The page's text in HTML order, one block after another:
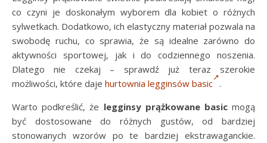
co czyni je doskonałym wyborem dla kobiet o różnych
sylwetkach. Dodatkowo, ich elastyczny materiał pozwala na
swobodę ruchu, co sprawia, że są idealne zarówno do
aktywności sportowej, jak i do codziennego noszenia.
Dlatego nie czekaj – sprawdź już teraz szerokie
możliwości, które daje hurtownia legginsów basic .
Warto podkreślić, że legginsy prążkowane basicmogą
być dostosowane do różnych gustów, od bardziej
stonowanych wzorów po te bardziej ekstrawaganckie.